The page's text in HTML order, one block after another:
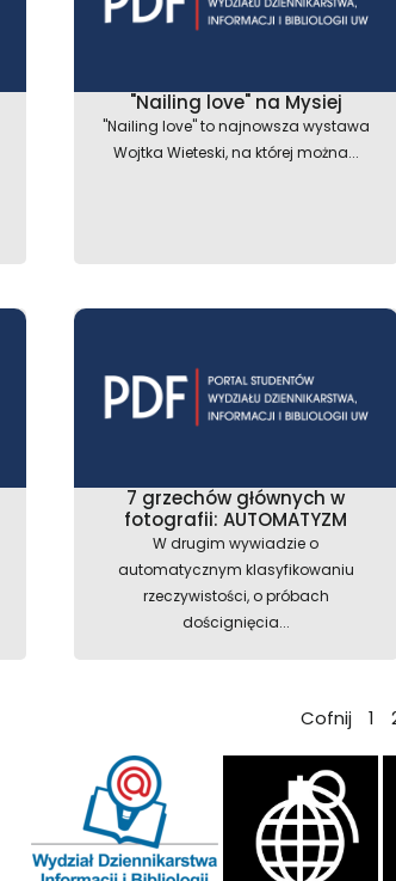
"Nailing love" na Mysiej
"Nailing love" to najnowsza wystawa
Wojtka Wieteski, na której można...
7 grzechów głównych w
fotografii: AUTOMATYZM
W drugim wywiadzie o
automatycznym klasyfikowaniu
rzeczywistości, o próbach
doścignięcia...
Cofnij 1